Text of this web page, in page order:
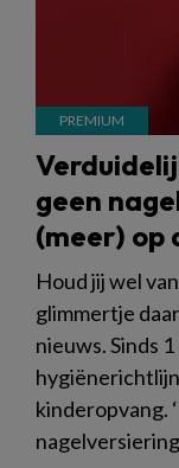
geen
(meer) op
Houd jij wel
glimmertje
nieuws. Sinds
kinderopvang.